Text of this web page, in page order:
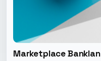
Marketplace Banklan